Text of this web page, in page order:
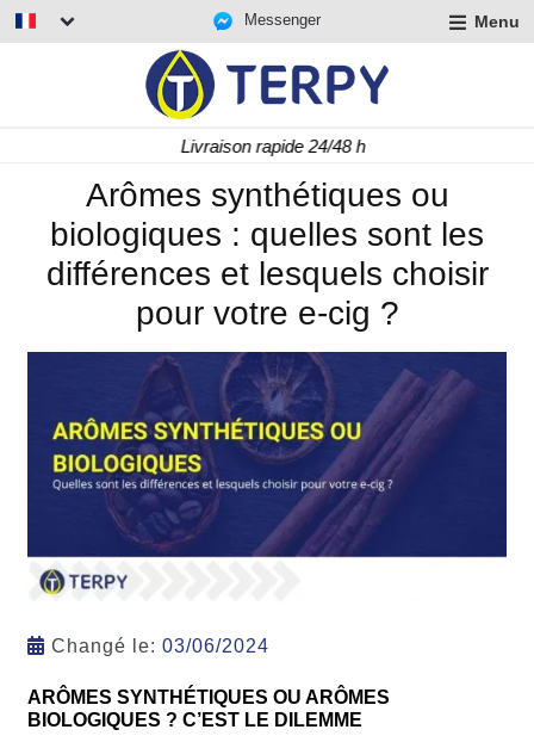
Messenger Menu
Livraison rapide 24/48 h
Arômes synthétiques ou
biologiques : quelles sont les
différences et lesquels choisir
pour votre e-cig ?
Changé le: 03/06/2024
ARÔMES SYNTHÉTIQUES OU ARÔMES
BIOLOGIQUES ? C’EST LE DILEMME